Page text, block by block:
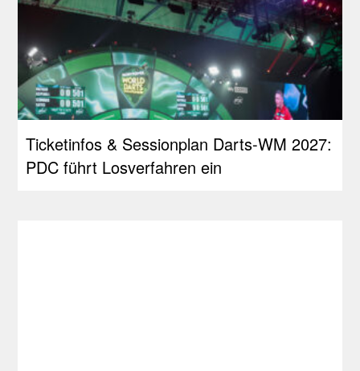
Ticketinfos & Sessionplan Darts-WM 2027:
PDC führt Losverfahren ein